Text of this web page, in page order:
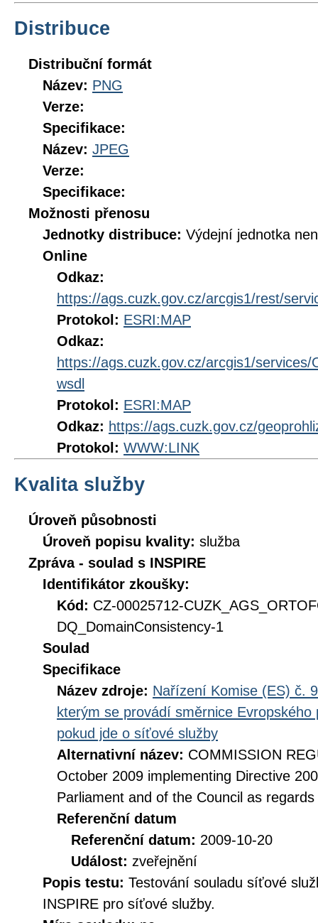
Distribuce
Distribuční formát
Název: PNG
Verze:
Specifikace:
Název: JPEG
Verze:
Specifikace:
Možnosti přenosu
Jednotky distribuce: Výdejní jednotka
Online
Odkaz:
https://ags.cuzk.gov.cz/arcgis1/rest/
Protokol: ESRI:MAP
Odkaz:
https://ags.cuzk.gov.cz/arcgis1/
wsdl
Protokol: ESRI:MAP
Odkaz: https://ags.cuzk.gov.cz/
Protokol: WWW:LINK
Kvalita služby
Úroveň působnosti
Úroveň popisu kvality: služba
Zpráva - soulad s INSPIRE
Identifikátor zkoušky:
Kód: CZ-00025712-
DQ_DomainConsistency-1
Soulad
Specifikace
Název zdroje: Nařízení Komise (ES) č.
kterým se provádí směrnice
pokud jde o síťové služby
Alternativní název: COMMISSION
October 2009 implementing Directive
Parliament and of the Council as
Referenční datum
Referenční datum: 2009-10-20
Událost: zveřejnění
Popis testu: Testování souladu síťové
INSPIRE pro síťové služby.